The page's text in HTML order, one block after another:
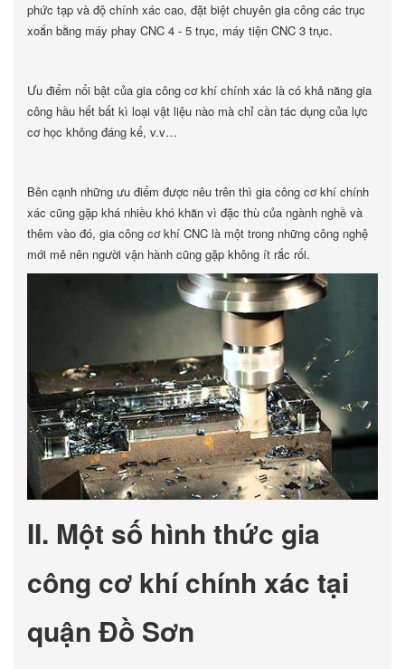
phức tạp và độ chính xác cao, đặt biệt chuyên gia công các trục
xoắn bằng máy phay CNC 4 - 5 trục, máy tiện CNC 3 trục.
Ưu điểm nổi bật của gia công cơ khí chính xác là có khả năng gia
công hầu hết bất kì loại vật liệu nào mà chỉ cần tác dụng của lực
cơ học không đáng kể, v.v…
Bên cạnh những ưu điểm được nêu trên thì gia công cơ khí chính
xác cũng gặp khá nhiều khó khăn vì đặc thù của ngành nghề và
thêm vào đó, gia công cơ khí CNC là một trong những công nghệ
mới mẻ nên người vận hành cũng gặp không ít rắc rối.
II. Một số hình thức gia
công cơ khí chính xác tại
quận Đồ Sơn